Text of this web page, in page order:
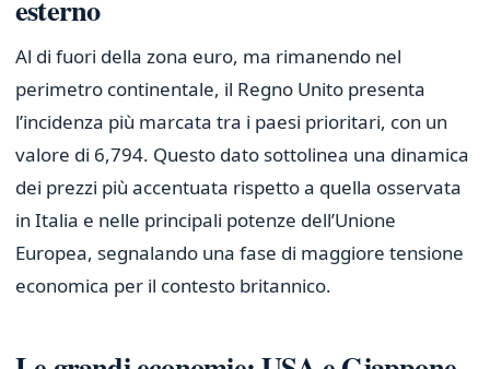
esterno
Al di fuori della zona euro, ma rimanendo nel
perimetro continentale, il Regno Unito presenta
l’incidenza più marcata tra i paesi prioritari, con un
valore di 6,794. Questo dato sottolinea una dinamica
dei prezzi più accentuata rispetto a quella osservata
in Italia e nelle principali potenze dell’Unione
Europea, segnalando una fase di maggiore tensione
economica per il contesto britannico.